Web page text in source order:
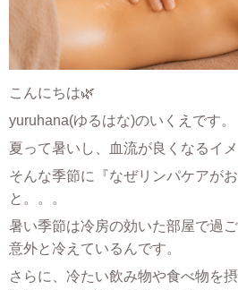
こんにちは🌿
yuruhana(ゆるはな)のいくえです。
夏って暑いし、血流が良くなるイ
そんな季節に『なぜリンパケアが
と。。。
暑い季節は冷房の効いた部屋で過
意外と冷えているんです。
さらに、冷たい飲み物や食べ物を